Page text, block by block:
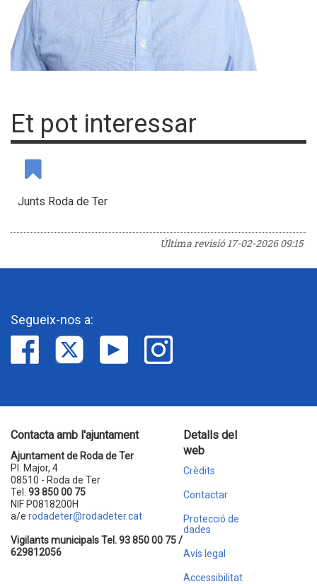
Et pot interessar
Junts Roda de Ter
Última revisió17-02-2026 09:15
Segueix-nos a:
Contacta amb l'ajuntament
Ajuntament de Roda de Ter
Pl. Major, 4
08510 - Roda de Ter
Tel. 93 850 00 75
NIF P0818200H
a/e rodadeter@rodadeter.cat
Vigilants municipals Tel. 93 850 00 75 /
629812056
Detalls del
web
Crèdits
Contactar
Protecció de
dades
Avís legal
Accessibilitat